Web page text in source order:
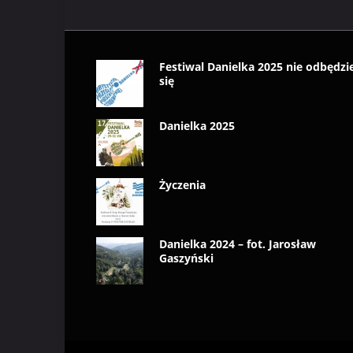
Festiwal Danielka 2025 nie
się
Danielka 2025
Życzenia
Danielka 2024 – fot. Jarosław
Gaszyński